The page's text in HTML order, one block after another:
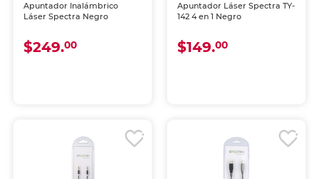
Apuntador Inalámbrico
Láser Spectra Negro
$249.00
Apuntador Láser Spectra TY-
142 4 en 1 Negro
$149.00